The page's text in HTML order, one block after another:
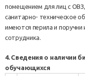
помещением для лиц с
санитарно- техническое
имеются перила и поручни
сотрудника.
4. Сведения о наличии
обучающихся